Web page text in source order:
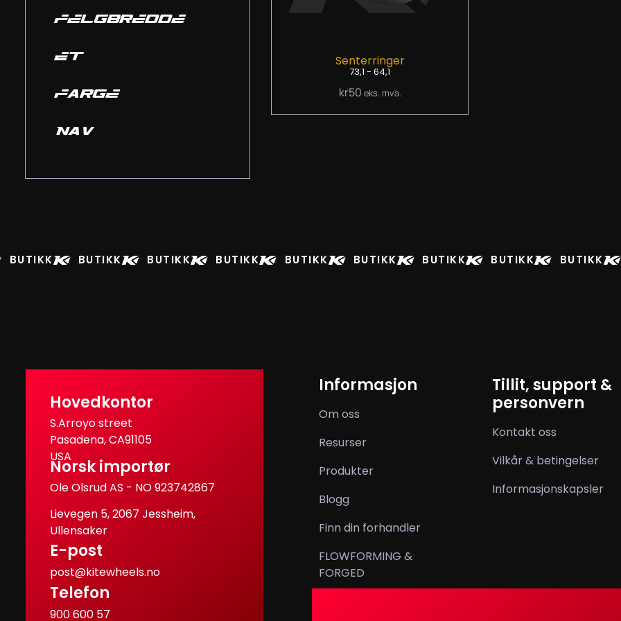
FELGBREDDE
ET
FARGE
NAV
Senterringer
73,1 - 64,1
kr50 eks. mva.
BUTIKK BUTIKK BUTIKK BUTIKK BUTIKK BUTIKK BUTIKK BUTIKK BUTIKK
Hovedkontor
S.Arroyo street
Pasadena, CA91105
USA
Norsk importør
Ole Olsrud AS - NO 923742867
Lievegen 5, 2067 Jessheim,
Ullensaker
E-post
post@kitewheels.no
Telefon
900 600 57
Informasjon
Om oss
Resurser
Produkter
Blogg
Finn din forhandler
FLOWFORMING &
FORGED
Tillit, support &
personvern
Kontakt oss
Vilkår & betingelser
Informasjonskapsler